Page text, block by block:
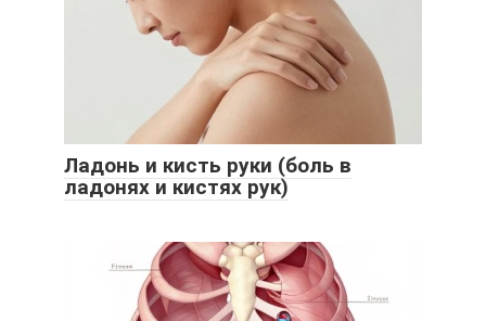
Ладонь и кисть руки (боль в
ладонях и кистях рук)